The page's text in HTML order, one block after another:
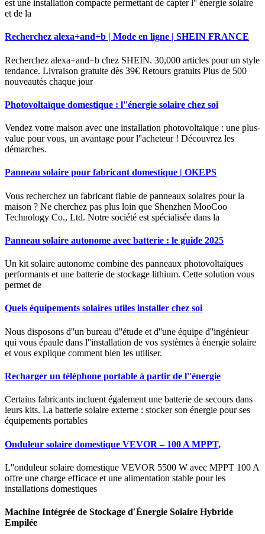
est une installation compacte permettant de capter l'' énergie solaire
et de la
Recherchez alexa+and+b | Mode en ligne | SHEIN FRANCE
Recherchez alexa+and+b chez SHEIN. 30,000 articles pour un style
tendance. Livraison gratuite dès 39€ Retours gratuits Plus de 500
nouveautés chaque jour
Photovoltaïque domestique : l''énergie solaire chez soi
Vendez votre maison avec une installation photovoltaïque : une plus-
value pour vous, un avantage pour l''acheteur ! Découvrez les
démarches.
Panneau solaire pour fabricant domestique | OKEPS
Vous recherchez un fabricant fiable de panneaux solaires pour la
maison ? Ne cherchez pas plus loin que Shenzhen MooCoo
Technology Co., Ltd. Notre société est spécialisée dans la
Panneau solaire autonome avec batterie : le guide 2025
Un kit solaire autonome combine des panneaux photovoltaïques
performants et une batterie de stockage lithium. Cette solution vous
permet de
Quels équipements solaires utiles installer chez soi
Nous disposons d''un bureau d''étude et d''une équipe d''ingénieur
qui vous épaule dans l''installation de vos systèmes à énergie solaire
et vous explique comment bien les utiliser.
Recharger un téléphone portable à partir de l''énergie
Certains fabricants incluent également une batterie de secours dans
leurs kits. La batterie solaire externe : stocker son énergie pour ses
équipements portables
Onduleur solaire domestique VEVOR – 100 A MPPT,
L''onduleur solaire domestique VEVOR 5500 W avec MPPT 100 A
offre une charge efficace et une alimentation stable pour les
installations domestiques
Machine Intégrée de Stockage d′Énergie Solaire Hybride
Empilée